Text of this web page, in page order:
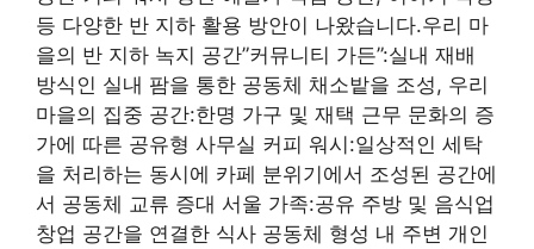
등 다양한 반 지하 활용 방안이 나왔습니다.우리 마
을의 반 지하 녹지 공간”커뮤니티 가든”:실내 재배
방식인 실내 팜을 통한 공동체 채소밭을 조성, 우리
마을의 집중 공간:한명 가구 및 재택 근무 문화의 증
가에 따른 공유형 사무실 커피 워시:일상적인 세탁
을 처리하는 동시에 카페 분위기에서 조성된 공간에
서 공동체 교류 증대 서울 가족:공유 주방 및 음식업
창업 공간을 연결한 식사 공동체 형성 내 주변 개인